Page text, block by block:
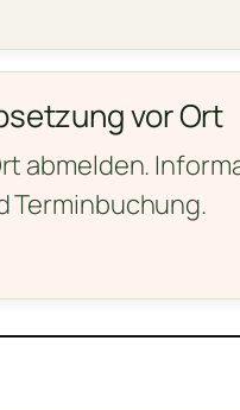
vor Ort
abmelden.
Terminbuchung.